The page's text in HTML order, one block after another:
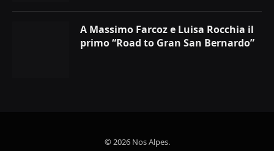
A Massimo Farcoz e Luisa Rocchia il
primo “Road to Gran San Bernardo”
© 2026 Nos Alpes.